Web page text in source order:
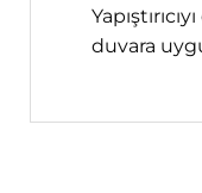
duvara